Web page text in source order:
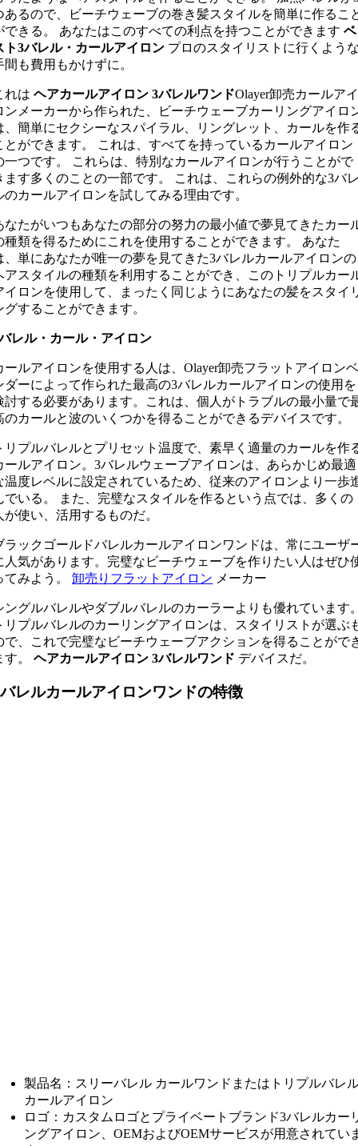
あるので、ビーチウェーブの巻き髪スタイルを簡単に作るこ
できる。 あなたはこのすべての利点を持つことができますベ
ト3バレル・カールアイロン プロのスタイリストに行くよう
間も費用もかけずに。
れはヘアカールアイロン 3バレルワンドOlayer卸売カールア
ンメーカーから作られた、ビーチウェーブカーリングアイロ
、簡単にセクシーなスパイラル、リングレット、カールを作
とができます。 これは、すべてを持っているカールアイロン
一つです。 これらは、特別なカールアイロンが行うことがで
ます多くのことの一部です。 これは、これらの例外的な3バ
のカールアイロンを試してみる理由です。
なたがいつもあなたの部分の努力の最小値で夢見てきたカー
種類を得るためにこれを使用することができます。 あなた
、単にあなたが唯一の夢を見てきた3バレルカールアイロンの
アスタイルの種類を利用することができ、このトリプルカー
イロンを使用して、まったく同じようにあなたの髪をスタイ
グすることができます。
レル・カール・アイロン
ールアイロンを使用する人は、Olayer卸売フラットアイロン
ダーによって作られた最高の3バレルカールアイロンの使用を
討する必要があります。これは、個人がトラブルの最小量で
のカールと波のいくつかを得ることができるデバイスです。
リプルバレルとプリセット温度で、素早く適量のカールを作
ールアイロン。3バレルウェーブアイロンは、あらかじめ最適
温度レベルに設定されているため、従来のアイロンより一歩
でいる。 また、完璧なスタイルを作るという点では、多くの
が使い、活用するものだ。
ラックゴールドバレルカールアイロンワンドは、常にユーザ
人気があります。完璧なビーチウェーブを作りたい人はぜひ
てみよう。卸売りフラットアイロン メーカー
ングルバレルやダブルバレルのカーラーよりも優れています
リプルバレルのカーリングアイロンは、スタイリストが選ぶ
で、これで完璧なビーチウェーブアクションを得ることがで
す。ヘアカールアイロン 3バレルワンド デバイスだ。
レルカールアイロンワンドの特徴
製品名：スリーバレル カールワンドまたはトリプルバレ
カールアイロン
ロゴ：カスタムロゴとプライベートブランド3バレルカー
ングアイロン、OEMおよびOEMサービスが用意されてい